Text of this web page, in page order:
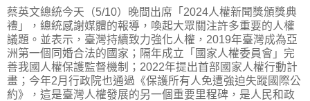
蔡英文總統今天（5/10）晚間出席「2024人權新聞獎頒獎典
禮」，總統感謝媒體的報導，喚起大眾關注許多重要的人權
議題。並表示，臺灣持續致力強化人權，2019年臺灣成為亞
洲第一個同婚合法的國家；隔年成立「國家人權委員會」完
善我國人權保護監督機制；2022年提出首部國家人權行動計
畫；今年2月行政院也通過《保護所有人免遭強迫失蹤國際公
約》，這是臺灣人權發展的另一個重要里程碑，是人民和政